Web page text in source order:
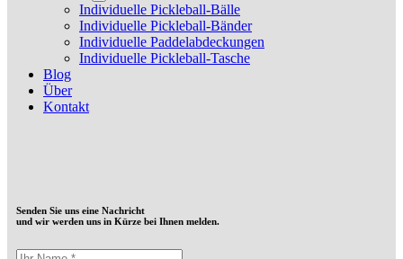
Individuelle Pickleball-Bälle
Individuelle Pickleball-Bänder
Individuelle Paddelabdeckungen
Individuelle Pickleball-Tasche
Blog
Über
Kontakt
Senden Sie uns eine Nachricht
und wir werden uns in Kürze bei Ihnen melden.